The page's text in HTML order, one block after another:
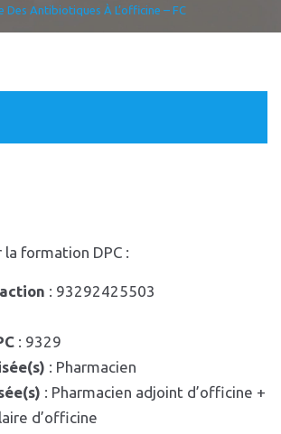
Des Antibiotiques À L’officine – FC
formation DPC :
: 93292425503
: 9329
: Pharmacien
: Pharmacien adjoint d’officine +
d’officine